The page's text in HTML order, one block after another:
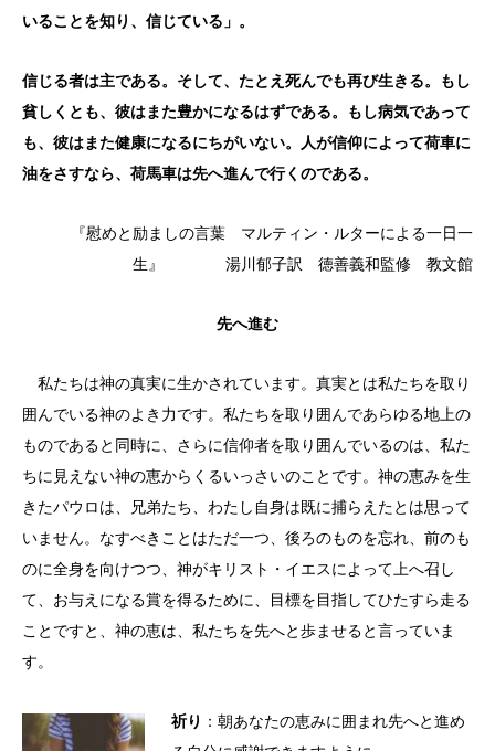
いることを知り、信じている」。
信じる者は主である。そして、たとえ死んでも再び生きる。もし
貧しくとも、彼はまた豊かになるはずである。もし病気であって
も、彼はまた健康になるにちがいない。人が信仰によって荷車に
油をさすなら、荷馬車は先へ進んで行くのである。
『慰めと励ましの言葉 マルティン・ルターによる一日一
生』 湯川郁子訳 徳善義和監修 教文館
先へ進む
私たちは神の真実に生かされています。真実とは私たちを取り
囲んでいる神のよき力です。私たちを取り囲んであらゆる地上の
ものであると同時に、さらに信仰者を取り囲んでいるのは、私た
ちに見えない神の恵からくるいっさいのことです。神の恵みを生
きたパウロは、兄弟たち、わたし自身は既に捕らえたとは思って
いません。なすべきことはただ一つ、後ろのものを忘れ、前のも
のに全身を向けつつ、神がキリスト・イエスによって上へ召し
て、お与えになる賞を得るために、目標を目指してひたすら走る
ことですと、神の恵は、私たちを先へと歩ませると言っていま
す。
祈り ：朝あなたの恵みに囲まれ先へと進め